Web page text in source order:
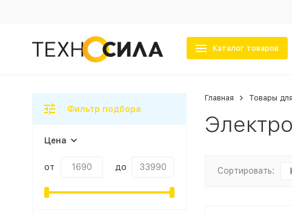
Каталог товаров
Главная Товары
Сортировать:
Фильтр подбора
Цена
от до